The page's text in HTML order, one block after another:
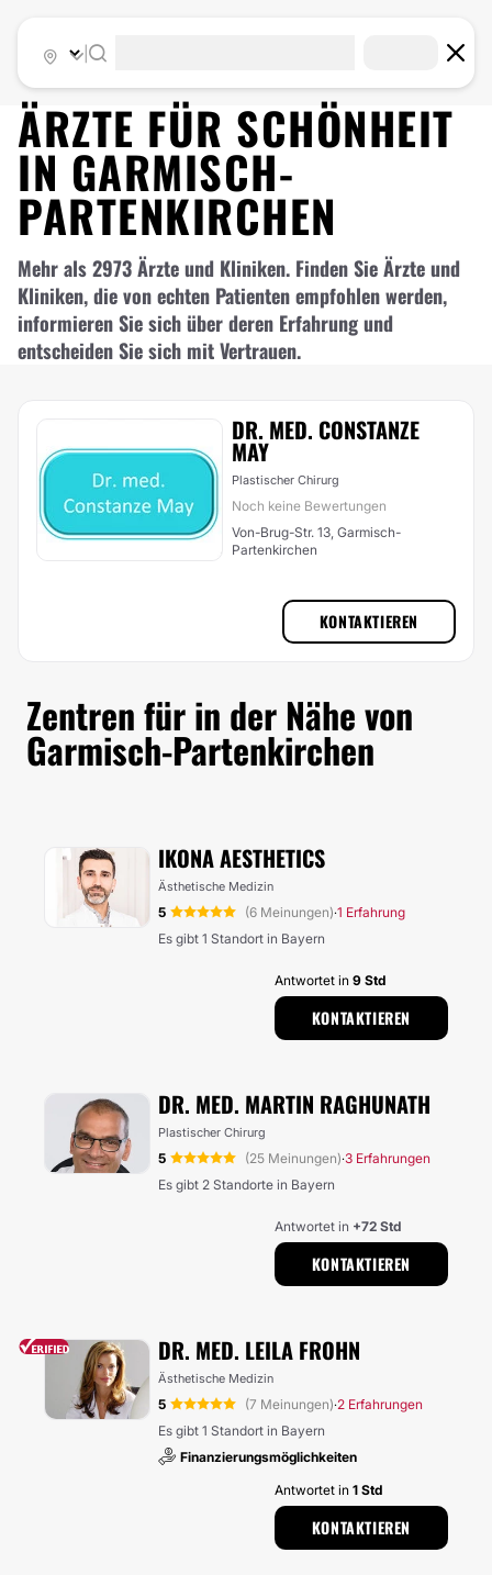
ÄRZTE FÜR SCHÖNHEIT
IN GARMISCH-
PARTENKIRCHEN
Mehr als 2973 Ärzte und Kliniken. Finden Sie Ärzte und
Kliniken, die von echten Patienten empfohlen werden,
informieren Sie sich über deren Erfahrung und
entscheiden Sie sich mit Vertrauen.
DR. MED. CONSTANZE
MAY
Plastischer Chirurg
Noch keine Bewertungen
Von-Brug-Str. 13, Garmisch-
Partenkirchen
KONTAKTIEREN
Zentren für in der Nähe von
Garmisch-Partenkirchen
IKONA AESTHETICS
Ästhetische Medizin
5 (6 Meinungen)·1 Erfahrung
Es gibt 1 Standort in Bayern
Antwortet in 9 Std
KONTAKTIEREN
DR. MED. MARTIN RAGHUNATH
Plastischer Chirurg
5 (25 Meinungen)·3 Erfahrungen
Es gibt 2 Standorte in Bayern
Antwortet in +72 Std
KONTAKTIEREN
DR. MED. LEILA FROHN
Ästhetische Medizin
5 (7 Meinungen)·2 Erfahrungen
Es gibt 1 Standort in Bayern
Finanzierungsmöglichkeiten
Antwortet in 1 Std
KONTAKTIEREN